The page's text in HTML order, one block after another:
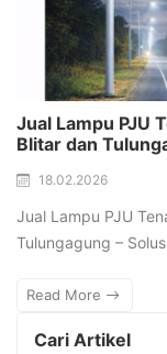
Jual Lampu PJU
Blitar dan
18.02.2026
Jual Lampu PJU
Tulungagung –
Read More
Cari Artikel